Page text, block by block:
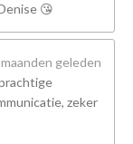
😘
geleden
zeker